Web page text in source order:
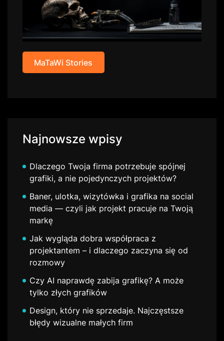
MaTaWi Stories
Najnowsze wpisy
Dlaczego Twoja firma potrzebuje spójnej
grafiki, a nie pojedynczych projektów?
Baner, ulotka, wizytówka i grafika na social
media — czyli jak projekt pracuje na Twoją
markę
Jak wygląda dobra współpraca z
projektantem – i dlaczego zaczyna się od
rozmowy
Czy AI naprawdę zabija grafikę? A może
tylko złych grafików
Design, który nie sprzedaje. Najczęstsze
błędy wizualne małych firm